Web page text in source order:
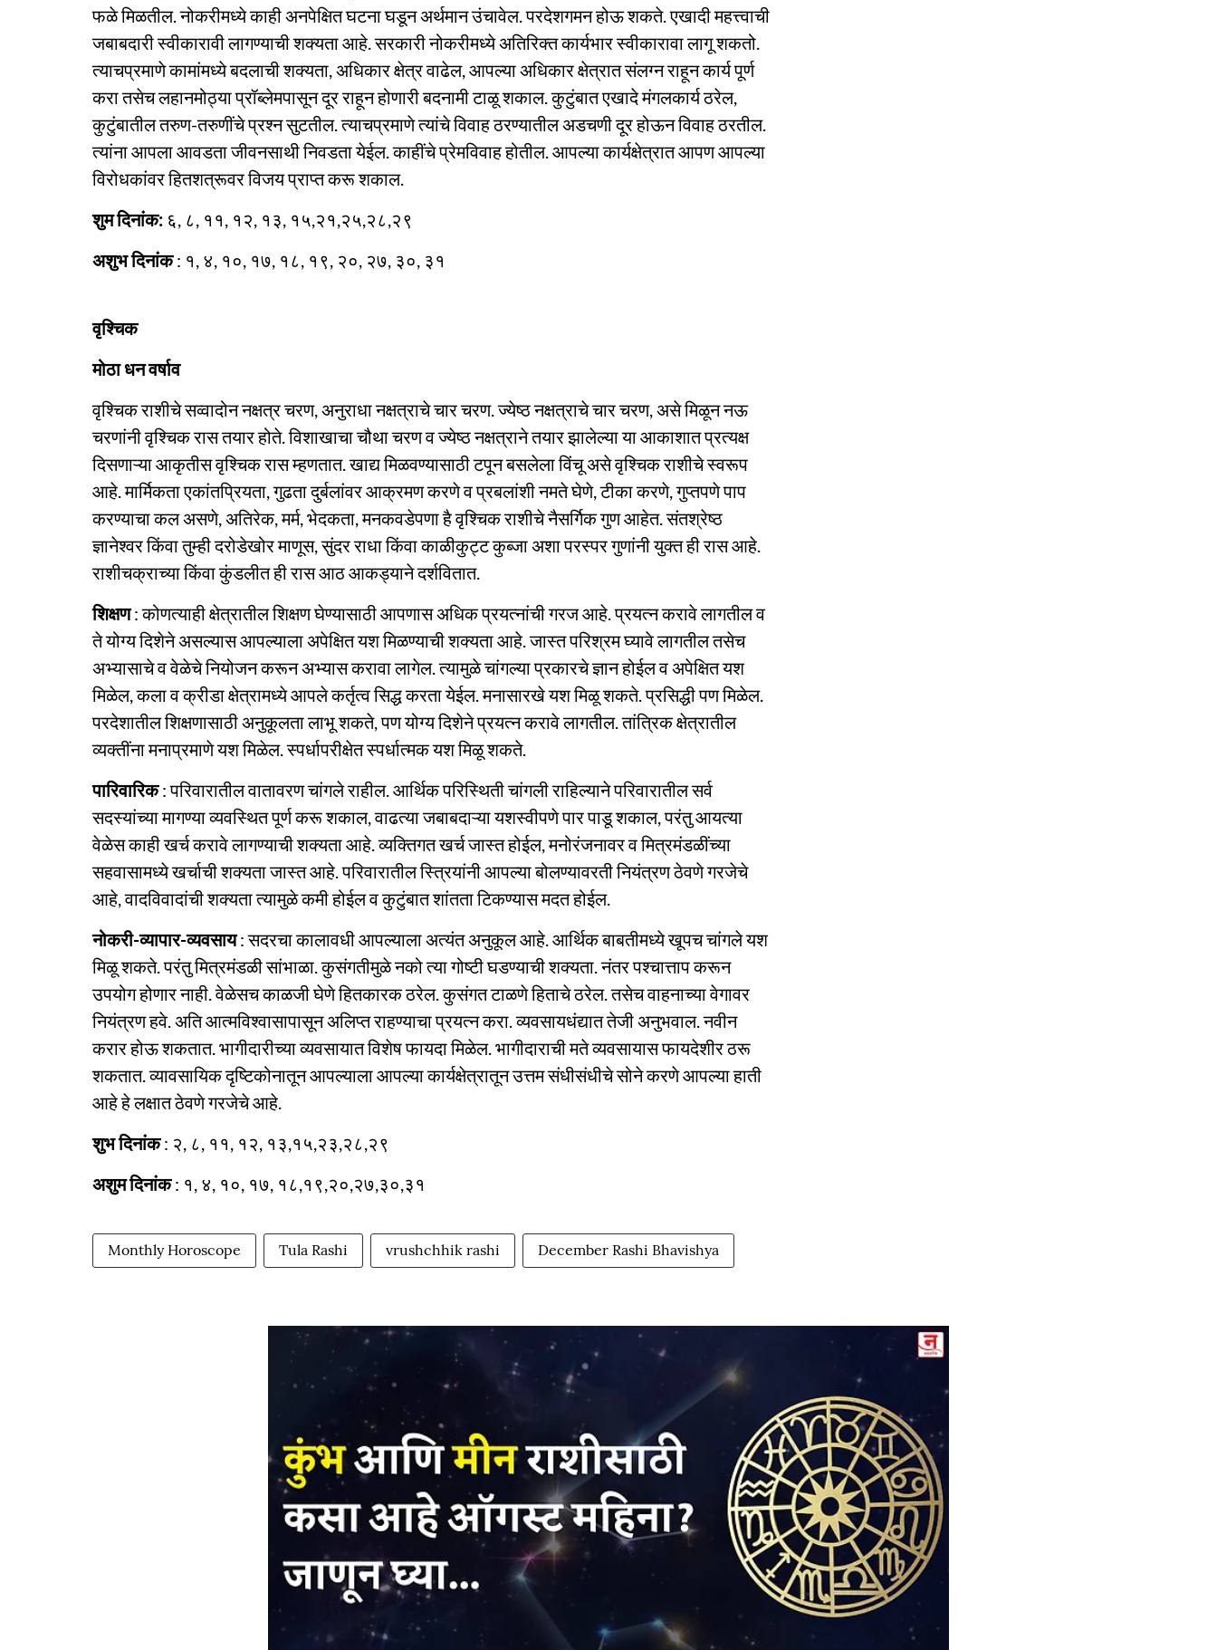
फळे मिळतील. नोकरीमध्ये काही अनपेक्षित घटना घडून अर्थमान उंचावेल. परदेशगमन होऊ शकते. एखादी महत्त्वाची
जबाबदारी स्वीकारावी लागण्याची शक्यता आहे. सरकारी नोकरीमध्ये अतिरिक्त कार्यभार स्वीकारावा लागू शकतो.
त्याचप्रमाणे कामांमध्ये बदलाची शक्यता, अधिकार क्षेत्र वाढेल, आपल्या अधिकार क्षेत्रात संलग्न राहून कार्य पूर्ण
करा तसेच लहानमोठ्या प्रॉब्लेमपासून दूर राहून होणारी बदनामी टाळू शकाल. कुटुंबात एखादे मंगलकार्य ठरेल,
कुटुंबातील तरुण-तरुणींचे प्रश्न सुटतील. त्याचप्रमाणे त्यांचे विवाह ठरण्यातील अडचणी दूर होऊन विवाह ठरतील.
त्यांना आपला आवडता जीवनसाथी निवडता येईल. काहींचे प्रेमविवाह होतील. आपल्या कार्यक्षेत्रात आपण आपल्या
विरोधकांवर हितशत्रूवर विजय प्राप्त करू शकाल.
शुम दिनांक: ६, ८, ११, १२, १३, १५,२१,२५,२८,२९
अशुभ दिनांक: १, ४, १०, १७, १८, १९, २०, २७, ३०, ३१
वृश्चिक
मोठा धन वर्षाव
वृश्चिक राशीचे सव्वादोन नक्षत्र चरण, अनुराधा नक्षत्राचे चार चरण. ज्येष्ठ नक्षत्राचे चार चरण, असे मिळून नऊ
चरणांनी वृश्चिक रास तयार होते. विशाखाचा चौथा चरण व ज्येष्ठ नक्षत्राने तयार झालेल्या या आकाशात प्रत्यक्ष
दिसणाऱ्या आकृतीस वृश्चिक रास म्हणतात. खाद्य मिळवण्यासाठी टपून बसलेला विंचू असे वृश्चिक राशीचे स्वरूप
आहे. मार्मिकता एकांतप्रियता, गुढता दुर्बलांवर आक्रमण करणे व प्रबलांशी नमते घेणे, टीका करणे, गुप्तपणे पाप
करण्याचा कल असणे, अतिरेक, मर्म, भेदकता, मनकवडेपणा है वृश्चिक राशीचे नैसर्गिक गुण आहेत. संतश्रेष्ठ
ज्ञानेश्वर किंवा तुम्ही दरोडेखोर माणूस, सुंदर राधा किंवा काळीकुट्ट कुब्जा अशा परस्पर गुणांनी युक्त ही रास आहे.
राशीचक्राच्या किंवा कुंडलीत ही रास आठ आकड्याने दर्शवितात.
शिक्षण: कोणत्याही क्षेत्रातील शिक्षण घेण्यासाठी आपणास अधिक प्रयत्नांची गरज आहे. प्रयत्न करावे लागतील व
ते योग्य दिशेने असल्यास आपल्याला अपेक्षित यश मिळण्याची शक्यता आहे. जास्त परिश्रम घ्यावे लागतील तसेच
अभ्यासाचे व वेळेचे नियोजन करून अभ्यास करावा लागेल. त्यामुळे चांगल्या प्रकारचे ज्ञान होईल व अपेक्षित यश
मिळेल, कला व क्रीडा क्षेत्रामध्ये आपले कर्तृत्व सिद्ध करता येईल. मनासारखे यश मिळू शकते. प्रसिद्धी पण मिळेल.
परदेशातील शिक्षणासाठी अनुकूलता लाभू शकते, पण योग्य दिशेने प्रयत्न करावे लागतील. तांत्रिक क्षेत्रातील
व्यक्तींना मनाप्रमाणे यश मिळेल. स्पर्धापरीक्षेत स्पर्धात्मक यश मिळू शकते.
पारिवारिक: परिवारातील वातावरण चांगले राहील. आर्थिक परिस्थिती चांगली राहिल्याने परिवारातील सर्व
सदस्यांच्या मागण्या व्यवस्थित पूर्ण करू शकाल, वाढत्या जबाबदाऱ्या यशस्वीपणे पार पाडू शकाल, परंतु आयत्या
वेळेस काही खर्च करावे लागण्याची शक्यता आहे. व्यक्तिगत खर्च जास्त होईल, मनोरंजनावर व मित्रमंडळींच्या
सहवासामध्ये खर्चाची शक्यता जास्त आहे. परिवारातील स्त्रियांनी आपल्या बोलण्यावरती नियंत्रण ठेवणे गरजेचे
आहे, वादविवादांची शक्यता त्यामुळे कमी होईल व कुटुंबात शांतता टिकण्यास मदत होईल.
नोकरी-व्यापार-व्यवसाय: सदरचा कालावधी आपल्याला अत्यंत अनुकूल आहे. आर्थिक बाबतीमध्ये खूपच चांगले यश
मिळू शकते. परंतु मित्रमंडळी सांभाळा. कुसंगतीमुळे नको त्या गोष्टी घडण्याची शक्यता. नंतर पश्चात्ताप करून
उपयोग होणार नाही. वेळेसच काळजी घेणे हितकारक ठरेल. कुसंगत टाळणे हिताचे ठरेल. तसेच वाहनाच्या वेगावर
नियंत्रण हवे. अति आत्मविश्वासापासून अलिप्त राहण्याचा प्रयत्न करा. व्यवसायधंद्यात तेजी अनुभवाल. नवीन
करार होऊ शकतात. भागीदारीच्या व्यवसायात विशेष फायदा मिळेल. भागीदाराची मते व्यवसायास फायदेशीर ठरू
शकतात. व्यावसायिक दृष्टिकोनातून आपल्याला आपल्या कार्यक्षेत्रातून उत्तम संधीसंधीचे सोने करणे आपल्या हाती
आहे हे लक्षात ठेवणे गरजेचे आहे.
शुभ दिनांक: २, ८, ११, १२, १३,१५,२३,२८,२९
अशुम दिनांक: १, ४, १०, १७, १८,१९,२०,२७,३०,३१
Monthly Horoscope Tula Rashi vrushchhik rashi December Rashi Bhavishya